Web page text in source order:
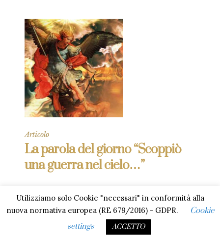
Articolo
La parola del giorno “Scoppiò
una guerra nel cielo…”
dell’Apocalisse: “Scoppiò una guerra nel cielo:
Michele e i suoi angeli combattevano contro
il drago. Il drago combatteva insieme ai suoi
angeli, ma non prevalse e non vi fu più posto
Utilizziamo solo Cookie "necessari" in conformità alla
nuova normativa europea (RE 679/2016) - GDPR.
Cookie
settings
ACCETTO